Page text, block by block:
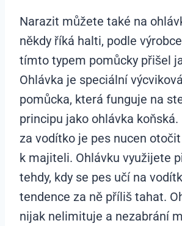
Narazit můžete také na
někdy říká halti, podle
tímto typem pomůcky přišel
Ohlávka je speciální
pomůcka, která funguje na
principu jako ohlávka
za vodítko je pes nucen
k majiteli. Ohlávku využijete
tehdy, kdy se pes učí na
tendence za ně příliš tahat.
nijak nelimituje a nezabrání